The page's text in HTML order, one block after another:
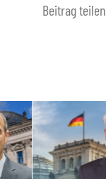
Beitrag teilen